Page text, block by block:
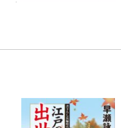
今日も強敵に立ち向かう!